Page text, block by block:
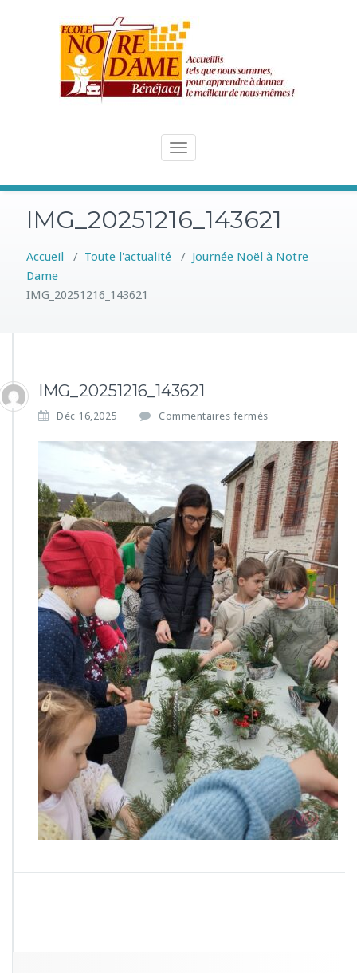
Toggle
IMG_20251216_143621
Accueil / Toute l'actualité / Journée Noël à Notre
Dame
IMG_20251216_143621
IMG_20251216_143621
Déc 16,2025 Commentaires fermés
r
I
M
G
_
2
0
2
5
1
2
1
6
_
1
4
3
6
2
1